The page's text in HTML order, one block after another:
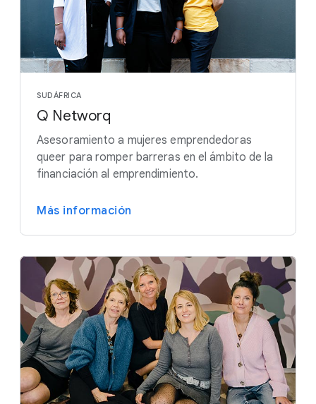
SUDÁFRICA
Q Networq
Asesoramiento a mujeres emprendedoras
queer para romper barreras en el ámbito de la
financiación al emprendimiento.
Más información